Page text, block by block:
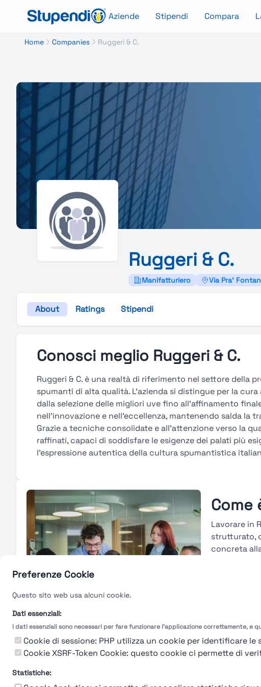
Preferenze Cookie
Questo sito web usa alcuni cookie.
Dati essenziali:
I dati essenziali sono necessari per fare funzionare l'applicazione correttamente, e
Cookie di sessione: PHP utilizza un cookie per identificare
Cookie XSRF-Token Cookie: questo cookie ci permette di
Statistiche:
Aziende Stipendi Compara
Home Companies Ruggeri & C.
Ruggeri & C.
Manifatturiero Via Pra'
About Ratings Stipendi
Conosci meglio Ruggeri & C.
Ruggeri & C. è una realtà di riferimento nel settore della
spumanti di alta qualità. L'azienda si distingue per la
dalla selezione delle migliori uve fino all’affinamento
nell’innovazione e nell’eccellenza, mantenendo salda
Grazie a tecniche consolidate e all’attenzione verso la
raffinati, capaci di soddisfare le esigenze dei palati più
l’espressione autentica della cultura spumantistica
Come
Lavorare in
strutturato,
concreta
Guarda le